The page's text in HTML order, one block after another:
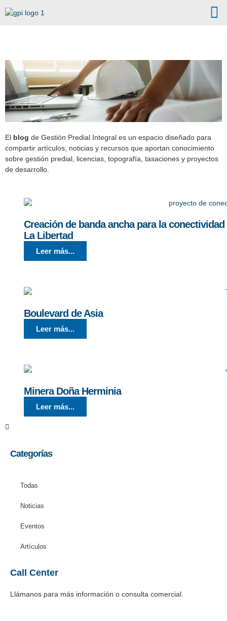
El blog de Gestión Predial Integral es un espacio diseñado para
compartir artículos, noticias y recursos que aportan conocimiento
sobre gestión predial, licencias, topografía, tasaciones y proyectos
de desarrollo.
Creación de banda ancha para la
La Libertad
Leer más...
Boulevard de Asia
Leer más...
Minera Doña Herminia
Leer más...
Categorías
Todas
Noticias
Eventos
Artículos
Call Center
Llámanos para más información o consulta comercial.